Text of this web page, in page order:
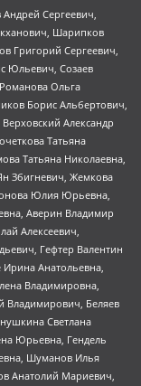
Сергеевич,
Шарипков
Григорий Сергеевич,
Юльевич, Созаев
Ольга
Борис Альбертович,
Александр
Татьяна
Татьяна Николаевна,
Збигневич, Жемкова
Юлия Юрьевна,
Аверин Владимир
Алексеевич,
Гефтер Валентин
Анатольевна,
Владимировна,
Владимирович, Беляев
Светлана
Юрьевна, Гендель
Шуманов Илья
Анатолий Мариевич,